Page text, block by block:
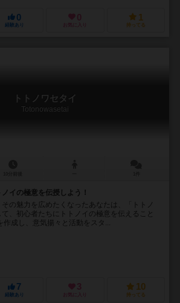
0
経験あり
0
お気に入り
1
持ってる
トトノワセタイ
Totonowasetai
イの極意を伝授しよう！
の魅力を広めたくなったあなたは、「トトノ
、初心者たちにトトノイの極意を伝えること
作成し、意気揚々と活動をスタ...
7
経験あり
3
お気に入り
10
持ってる